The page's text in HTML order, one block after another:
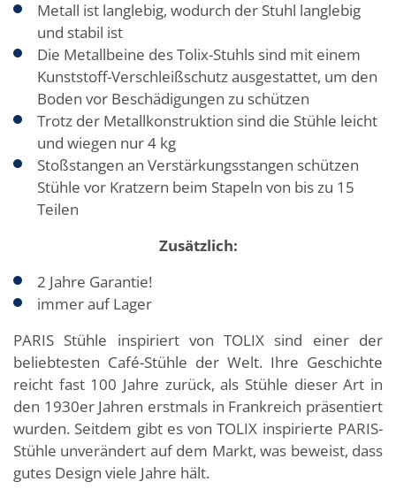
Metall ist langlebig, wodurch der Stuhl langlebig
und stabil ist
Die Metallbeine des Tolix-Stuhls sind mit einem
Kunststoff-Verschleißschutz ausgestattet, um den
Boden vor Beschädigungen zu schützen
Trotz der Metallkonstruktion sind die Stühle leicht
und wiegen nur 4 kg
Stoßstangen an Verstärkungsstangen schützen
Stühle vor Kratzern beim Stapeln von bis zu 15
Teilen
Zusätzlich:
2 Jahre Garantie!
immer auf Lager
PARIS Stühle inspiriert von TOLIX sind einer der
beliebtesten Café-Stühle der Welt. Ihre Geschichte
reicht fast 100 Jahre zurück, als Stühle dieser Art in
den 1930er Jahren erstmals in Frankreich präsentiert
wurden. Seitdem gibt es von TOLIX inspirierte PARIS-
Stühle unverändert auf dem Markt, was beweist, dass
gutes Design viele Jahre hält.